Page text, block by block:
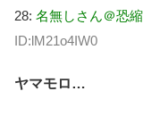
28: 名無しさん＠恐
ID:lM21o4IW0
ヤマモロ…